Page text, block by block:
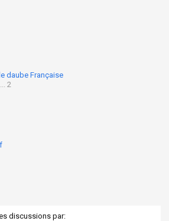
daube Française
... 2
discussions par: